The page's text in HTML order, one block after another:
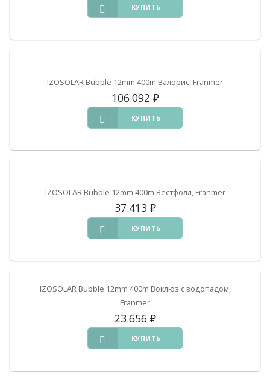
КУПИТЬ
IZOSOLAR Bubble 12mm 400m Валорис, Franmer
106.092 ₽
КУПИТЬ
IZOSOLAR Bubble 12mm 400m Вестфолл, Franmer
37.413 ₽
КУПИТЬ
IZOSOLAR Bubble 12mm 400m Воклюз с водопадом,
Franmer
23.656 ₽
КУПИТЬ